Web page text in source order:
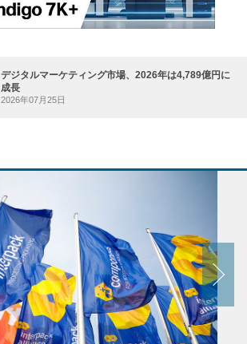
デジタルマーケティング市場、2026年は4,789億円に
成長
2026年07月25日